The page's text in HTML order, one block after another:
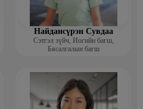
Найдансүрэн Сувдаа
Сэтгэл зүйч, Иогийн багш,
Бясалгалын багш